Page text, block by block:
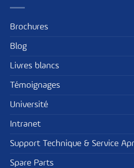
Brochures
Blog
Livres blancs
Témoignages
Université
Intranet
Support Technique & Service
Spare Parts